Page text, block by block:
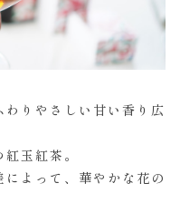
りやさしい甘い香り広
玉紅茶。
よって、華やかな花の